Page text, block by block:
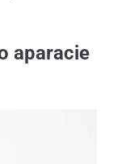
aparacie